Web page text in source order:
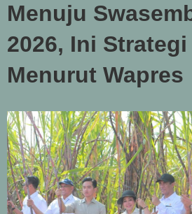
Menuju
2026, Ini Strategi
Menurut Wapres